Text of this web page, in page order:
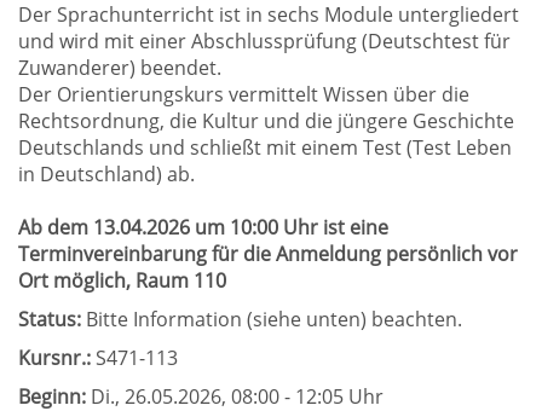
Der Sprachunterricht ist in sechs Module untergliedert
und wird mit einer Abschlussprüfung (Deutschtest für
Zuwanderer) beendet.
Der Orientierungskurs vermittelt Wissen über die
Rechtsordnung, die Kultur und die jüngere Geschichte
Deutschlands und schließt mit einem Test (Test Leben
in Deutschland) ab.
Ab dem 13.04.2026 um 10:00 Uhr ist eine
Terminvereinbarung für die Anmeldung persönlich vor
Ort möglich, Raum 110
Status: Bitte Information (siehe unten) beachten.
Kursnr.:S471-113
Beginn: Di., 26.05.2026, 08:00 - 12:05 Uhr